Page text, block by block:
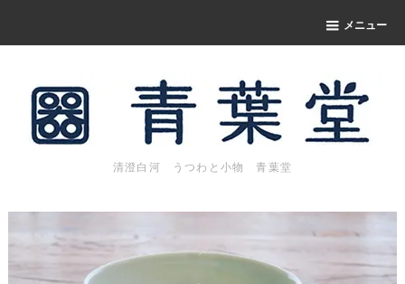
メニュー
清澄白河 うつわと小物 青葉堂